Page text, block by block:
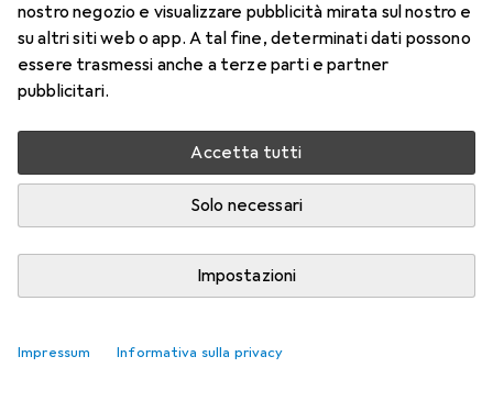
nostro negozio e visualizzare pubblicità mirata sul nostro e
su altri siti web o app. A tal fine, determinati dati possono
essere trasmessi anche a terze parti e partner
pubblicitari.
Accetta tutti
Solo necessari
Impostazioni
Impressum Informativa sulla privacy
Prezzo in EUR IVA incl.
Consegna tra lun, 17/8 e mer, 19/8
Più di 10 pezzi in stock presso il fornitore
Aggiungi al carrello